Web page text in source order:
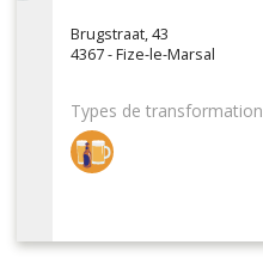
Brugstraat, 43
4367 - Fize-le-Marsal
Types de transformation